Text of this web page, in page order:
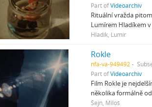
Part ofVideoarchiv
Rituální vražda
Lumírem Hladíkem
Hladík, Lumír
Rokle
nfa-va-949492
Part ofVideoarchiv
Film Rokle je
několika formálně
Šejn, Miloš